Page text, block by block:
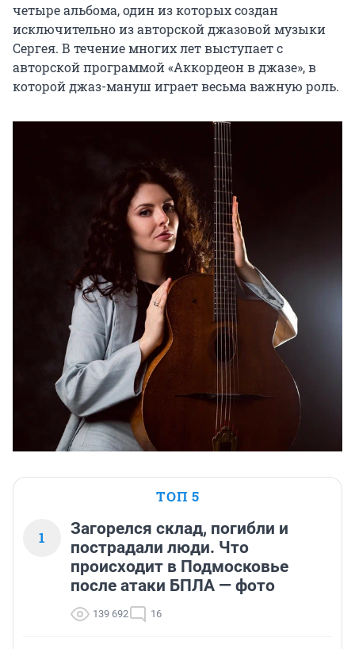
четыре альбома, один из которых создан
исключительно из авторской джазовой музыки
Сергея. В течение многих лет выступает с
авторской программой «Аккордеон в джазе», в
которой джаз-мануш играет весьма важную роль.
ТОП 5
1
Загорелся склад, погибли и
пострадали люди. Что
происходит в Подмосковье
после атаки БПЛА — фото
139 692 16